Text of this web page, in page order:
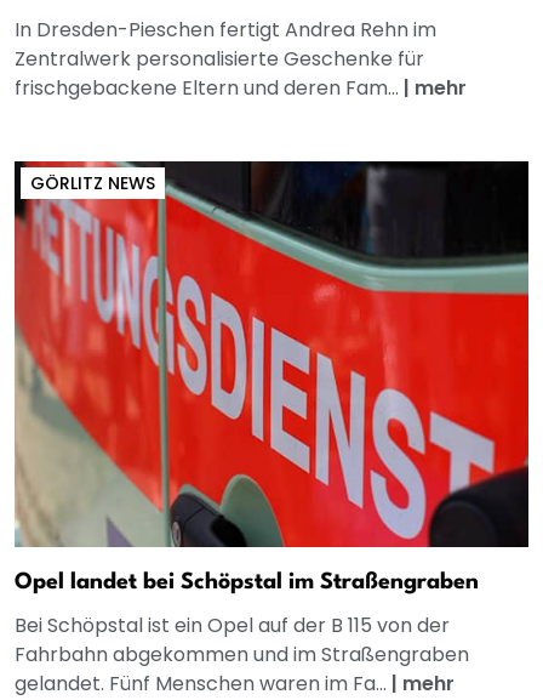
In Dresden-Pieschen fertigt Andrea Rehn im
Zentralwerk personalisierte Geschenke für
frischgebackene Eltern und deren Fam... | mehr
GÖRLITZ NEWS
Opel landet bei Schöpstal im Straßengraben
Bei Schöpstal ist ein Opel auf der B 115 von der
Fahrbahn abgekommen und im Straßengraben
gelandet. Fünf Menschen waren im Fa... | mehr